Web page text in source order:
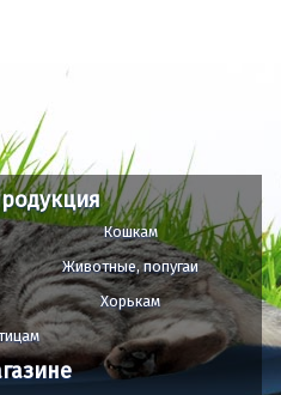
Кошкам
Животные, попугаи
Хорькам